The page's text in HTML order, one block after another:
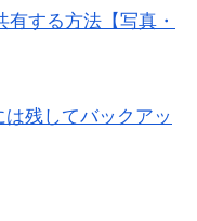
する方法【写真・
残してバックアッ